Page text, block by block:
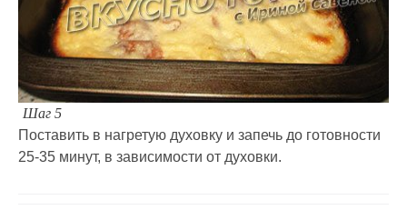
Шаг 5
Поставить в нагретую духовку и запечь до готовности
25-35 минут, в зависимости от духовки.